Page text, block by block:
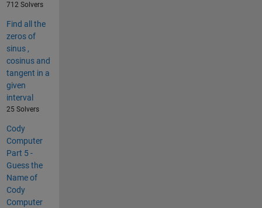
712 Solvers
Find all the
zeros of
sinus ,
cosinus and
tangent in a
given
interval
25 Solvers
Cody
Computer
Part 5 -
Guess the
Name of
Cody
Computer